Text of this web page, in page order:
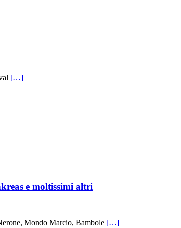
[…]
e moltissimi altri
Mondo Marcio, Bambole […]